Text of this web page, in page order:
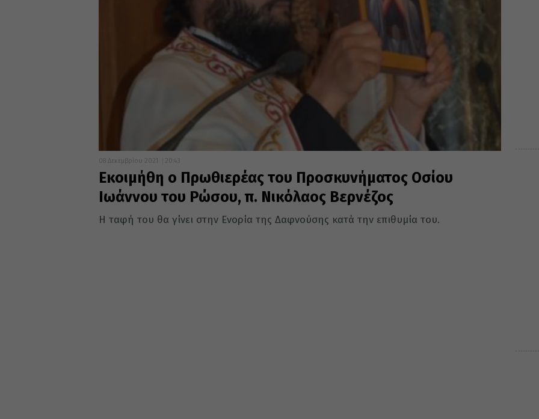
08 Δεκεμβρίου 2021 20:43
Εκοιμήθη ο Πρωθιερέας του Προσκυνήματος Οσίου
Ιωάννου του Ρώσου, π. Νικόλαος Βερνέζος
Η ταφή του θα γίνει στην Ενορία της Δαφνούσης κατά την επιθυμία του.